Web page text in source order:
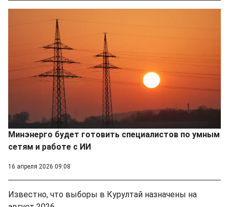
Минэнерго будет готовить специалистов по умным
сетям и работе с ИИ
16 апреля 2026 09:08
Известно, что выборы в Курултай назначены на